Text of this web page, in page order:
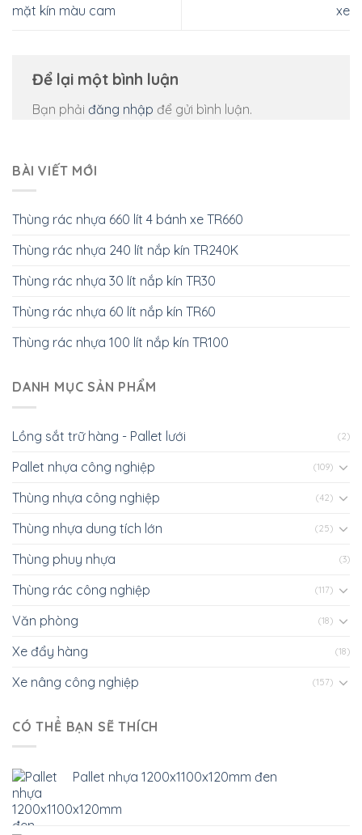
mặt kín màu cam
xe
Để lại một bình luận
Bạn phải đăng nhập để gửi bình luận.
BÀI VIẾT MỚI
Thùng rác nhựa 660 lít 4 bánh xe TR660
Thùng rác nhựa 240 lít nắp kín TR240K
Thùng rác nhựa 30 lít nắp kín TR30
Thùng rác nhựa 60 lít nắp kín TR60
Thùng rác nhựa 100 lít nắp kín TR100
DANH MỤC SẢN PHẨM
Lồng sắt trữ hàng - Pallet lưới (2)
Pallet nhựa công nghiệp (109)
Thùng nhựa công nghiệp (42)
Thùng nhựa dung tích lớn (25)
Thùng phuy nhựa (3)
Thùng rác công nghiệp (117)
Văn phòng (18)
Xe đẩy hàng (18)
Xe nâng công nghiệp (157)
CÓ THỂ BẠN SẼ THÍCH
Pallet nhựa 1200x1100x120mm đen